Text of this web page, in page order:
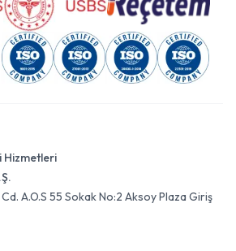
Hizmetleri
A.O.S 55 Sokak No:2 Aksoy Plaza Giriş